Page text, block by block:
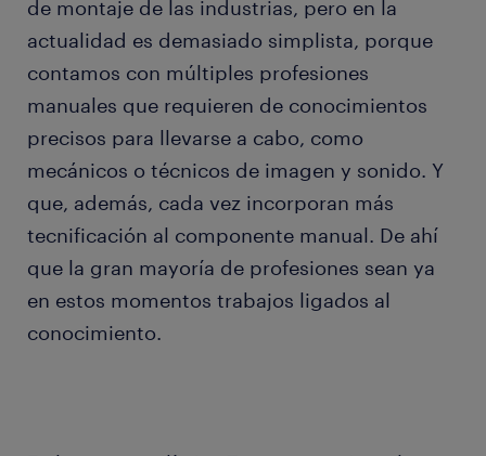
de montaje de las industrias, pero en la
actualidad es demasiado simplista, porque
contamos con múltiples profesiones
manuales que requieren de conocimientos
precisos para llevarse a cabo, como
mecánicos o técnicos de imagen y sonido. Y
que, además, cada vez incorporan más
tecnificación al componente manual. De ahí
que la gran mayoría de profesiones sean ya
en estos momentos trabajos ligados al
conocimiento.